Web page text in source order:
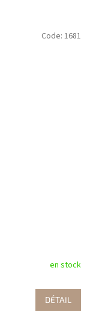
en stock
DÉTAIL
Code: 1681